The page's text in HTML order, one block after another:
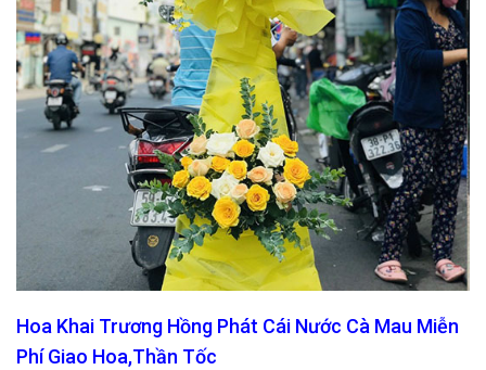
Hoa Khai Trương Hồng Phát Cái Nước Cà Mau Miễn
Phí Giao Hoa,Thần Tốc